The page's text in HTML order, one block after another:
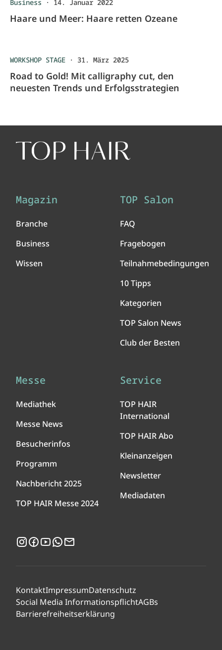
Business · 14. Januar 2022
Haare und Meer: Haare retten Ozeane
WORKSHOP STAGE · 31. März 2025
Road to Gold! Mit calligraphy cut, den
neuesten Trends und Erfolgsstrategien
Magazin
Branche
Business
Wissen
TOP Salon
FAQ
Fragebogen
Teilnahmebedingungen
10 Tipps
Kategorien
TOP Salon News
Club der Besten
Messe
Mediathek
Messe News
Besucherinfos
Programm
Nachbericht 2025
TOP HAIR Messe 2024
Service
TOP HAIR
International
TOP HAIR Abo
Kleinanzeigen
Newsletter
Mediadaten
Instagram
Facebook
YouTubeWhatsApp
KontaktImpressumDatenschutz
Social Media InformationspflichtAGBs
Barrierefreiheitserklärung